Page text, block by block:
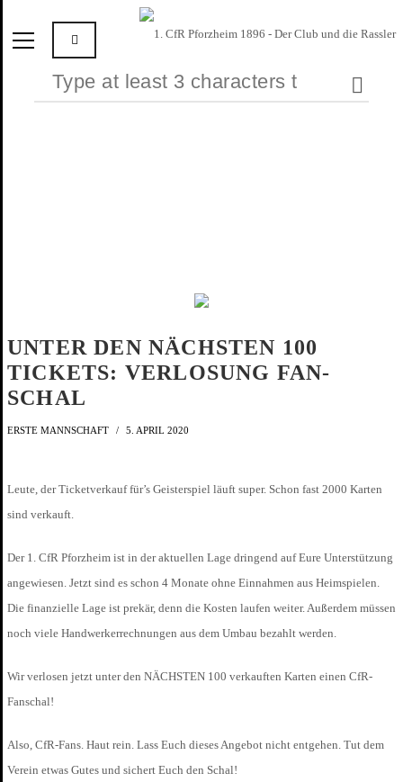
UNTER DEN NÄCHSTEN 100
TICKETS: VERLOSUNG FAN-
SCHAL
ERSTE MANNSCHAFT 5. APRIL 2020
Leute, der Ticketverkauf für’s Geisterspiel läuft super. Schon fast 2000 Karten
sind verkauft.
Der 1. CfR Pforzheim ist in der aktuellen Lage dringend auf Eure Unterstützung
angewiesen. Jetzt sind es schon 4 Monate ohne Einnahmen aus Heimspielen.
Die finanzielle Lage ist prekär, denn die Kosten laufen weiter. Außerdem müssen
noch viele Handwerkerrechnungen aus dem Umbau bezahlt werden.
Wir verlosen jetzt unter den NÄCHSTEN 100 verkauften Karten einen CfR-
Fanschal!
Also, CfR-Fans. Haut rein. Lass Euch dieses Angebot nicht entgehen. Tut dem
Verein etwas Gutes und sichert Euch den Schal!